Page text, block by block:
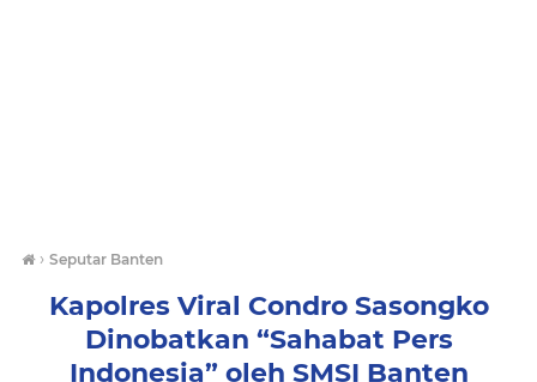
› Seputar Banten
Kapolres Viral Condro Sasongko
Dinobatkan “Sahabat Pers
Indonesia” oleh SMSI Banten